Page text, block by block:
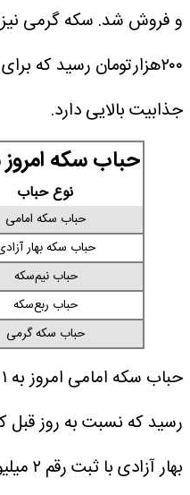
۲۰۰هزارتومان رسید که
جذابیت بالایی دارد.
حباب سکه امروز شنبه ۲۵
نوع حباب
حباب سکه امامی
حباب سکه بهار
حباب نیم‌سکه
حباب ربع‌سکه
حباب سکه گرمی
رسید که نسبت به روز